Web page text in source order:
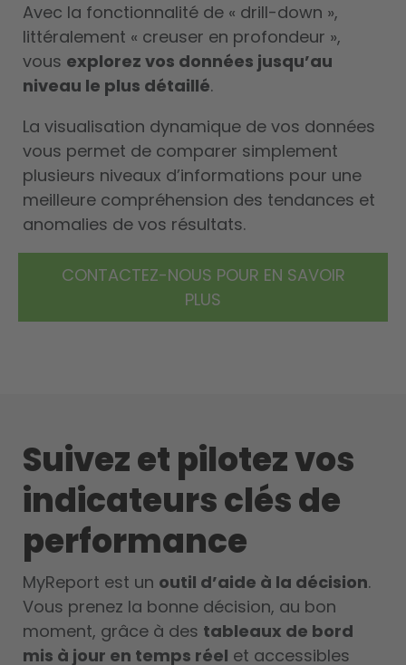
Avec la fonctionnalité de « drill-down »,
littéralement « creuser en profondeur »,
vous explorez vos données jusqu’au
niveau le plus détaillé.
La visualisation dynamique de vos données
vous permet de comparer simplement
plusieurs niveaux d’informations pour une
meilleure compréhension des tendances et
anomalies de vos résultats.
CONTACTEZ-NOUS POUR EN SAVOIR
PLUS
Suivez et pilotez vos
indicateurs clés de
performance
MyReport est un outil d’aide à la décision.
Vous prenez la bonne décision, au bon
moment, grâce à des tableaux de bord
mis à jour en temps réel et accessibles